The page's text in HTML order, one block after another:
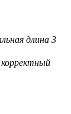
длина 3